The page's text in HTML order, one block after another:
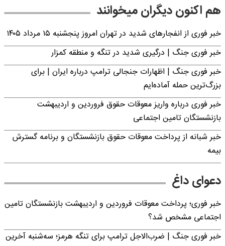
هم اکنون دیگران میخوانند
خبر فوری از انفجارهای شدید در تهران امروز پنجشنبه ۱۵ مرداد ۱۴۰۵
خبر فوری جنگ | درگیری شدید در تنگه و منطقه کمزار
خبر فوری جنگ | اظهارات جنجالی ترامپ درباره ایران | برای
بزرگ‌ترین حمله آماده‌ایم
خبر فوری درباره واریز معوقات حقوق فروردین و اردیبهشت
بازنشستگان تامین اجتماعی
خبر شبانه از پرداخت معوقات حقوق بازنشستگان و برنامه گسترش
بیمه
دعوای داغ
خبر فوری؛ پرداخت معوقات فروردین و اردیبهشت بازنشستگان تامین
اجتماعی مشخص شد؟
خبر فوری جنگ | ضرب‌الاجل ترامپ برای تنگه هرمز؛ سه‌شنبه آخرین